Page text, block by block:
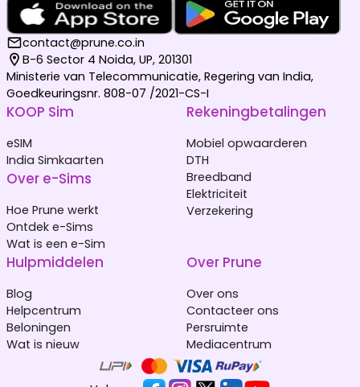
contact@prune.co.in
B-6 Sector 4 Noida, UP, 201301
Ministerie van Telecommunicatie, Regering van India,
Goedkeuringsnr. 808-07 /2021-CS-I
KOOP Sim
eSIM
India Simkaarten
Over e-Sims
Hoe Prune werkt
Ontdek e-Sims
Wat is een e-Sim
Rekeningbetalingen
Mobiel opwaarderen
DTH
Breedband
Elektriciteit
Verzekering
Hulpmiddelen
Blog
Helpcentrum
Beloningen
Wat is nieuw
Over Prune
Over ons
Contacteer ons
Persruimte
Mediacentrum